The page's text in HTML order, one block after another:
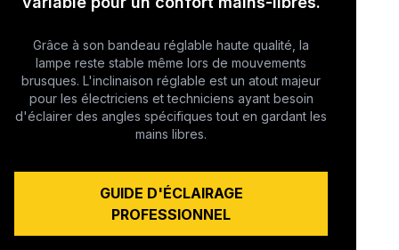
Grâce à son bandeau réglable haute qualité, la
lampe reste stable même lors de mouvements
brusques. L'inclinaison réglable est un atout majeur
pour les électriciens et techniciens ayant besoin
d'éclairer des angles spécifiques tout en gardant les
mains libres.
GUIDE D'ÉCLAIRAGE
PROFESSIONNEL